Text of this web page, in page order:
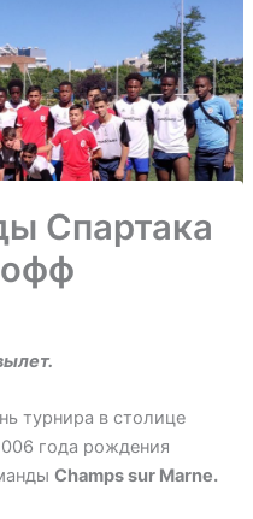
Спартака
турнира в столице
года рождения
Champs sur Marne.